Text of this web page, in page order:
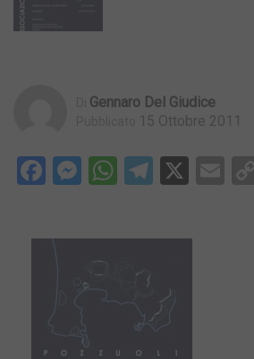
Gennaro Del Giudice
15 Ottobre 2011
Facebook
Messenger
WhatsApp
Telegram
X